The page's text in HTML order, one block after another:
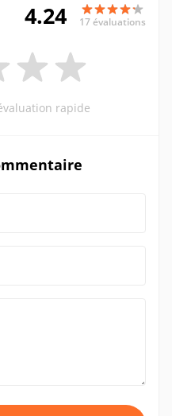
4.24 17 évaluations
rapide